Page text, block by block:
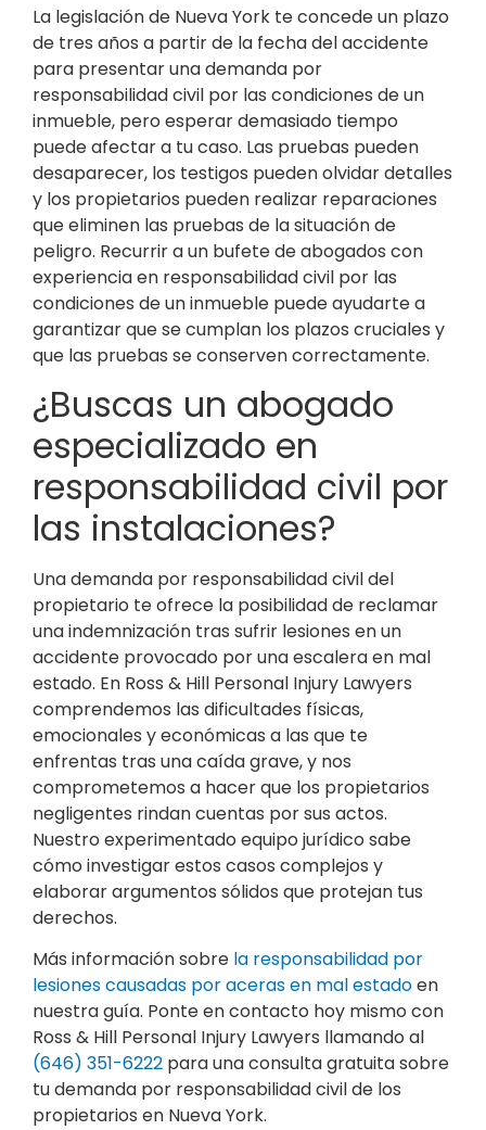
La legislación de Nueva York te concede un plazo
de tres años a partir de la fecha del accidente
para presentar una demanda por
responsabilidad civil por las condiciones de un
inmueble, pero esperar demasiado tiempo
puede afectar a tu caso. Las pruebas pueden
desaparecer, los testigos pueden olvidar detalles
y los propietarios pueden realizar reparaciones
que eliminen las pruebas de la situación de
peligro. Recurrir a un bufete de abogados con
experiencia en responsabilidad civil por las
condiciones de un inmueble puede ayudarte a
garantizar que se cumplan los plazos cruciales y
que las pruebas se conserven correctamente.
¿Buscas un abogado
especializado en
responsabilidad civil por
las instalaciones?
Una demanda por responsabilidad civil del
propietario te ofrece la posibilidad de reclamar
una indemnización tras sufrir lesiones en un
accidente provocado por una escalera en mal
estado. En Ross & Hill Personal Injury Lawyers
comprendemos las dificultades físicas,
emocionales y económicas a las que te
enfrentas tras una caída grave, y nos
comprometemos a hacer que los propietarios
negligentes rindan cuentas por sus actos.
Nuestro experimentado equipo jurídico sabe
cómo investigar estos casos complejos y
elaborar argumentos sólidos que protejan tus
derechos.
Más información sobre la responsabilidad por
lesiones causadas por aceras en mal estadoen
nuestra guía. Ponte en contacto hoy mismo con
Ross & Hill Personal Injury Lawyers llamando al
(646) 351-6222 para una consulta gratuita sobre
tu demanda por responsabilidad civil de los
propietarios en Nueva York.